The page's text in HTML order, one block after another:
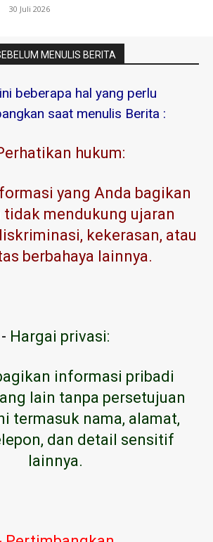
30 Juli 2026
MENULIS BERITA
beberapa hal yang perlu
saat menulis Berita :
hukum:
yang Anda bagikan
tidak mendukung ujaran
kekerasan, atau
berbahaya lainnya.
- Hargai privasi:
informasi pribadi
lain tanpa persetujuan
termasuk nama, alamat,
dan detail sensitif
lainnya.